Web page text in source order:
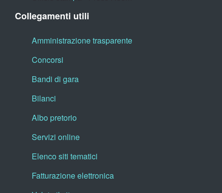
Collegamenti utili
Amministrazione trasparente
Concorsi
Bandi di gara
Bilanci
Albo pretorio
Servizi online
Elenco siti tematici
Fatturazione elettronica